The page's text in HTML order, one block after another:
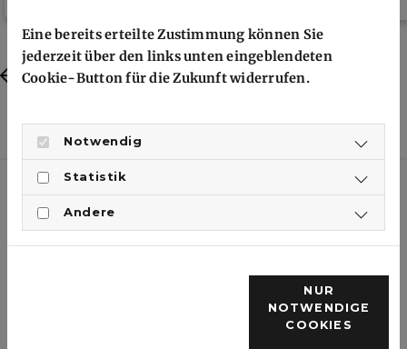
Previous
Next
Badmintonverband
Rheinhessen-Pfalz e.V.
Eine bereits erteilte Zustimmung können Sie
jederzeit über den links unten eingeblendeten
Cookie-Button für die Zukunft widerrufen.
Notwendig
Statistik
Andere
NUR
NOTWENDIGE
COOKIES